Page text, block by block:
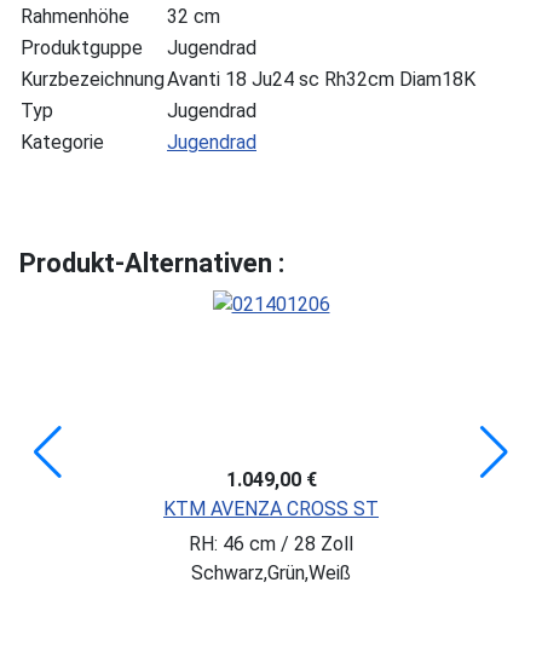
Rahmenhöhe
32 cm
Produktguppe
Jugendrad
KurzbezeichnungAvanti 18 Ju24 sc Rh32cm Diam18K
Typ
Jugendrad
Kategorie
Jugendrad
Produkt-Alternativen :
1.049,00 €
KTM AVENZA CROSS ST
RH: 46 cm / 28 Zoll
Schwarz,Grün,Weiß